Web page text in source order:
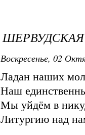
Воскресенье, 02
Ладан наших
Наш
Мы уйдём в
Литургию над